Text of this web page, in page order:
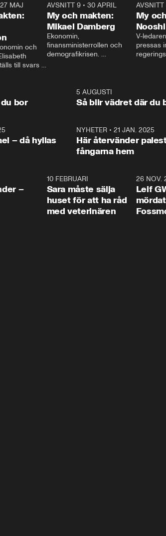
27 MAJ
och
till svars
AVSNITT 9• 30 APRIL
My och makten:
Mikael Damberg
Ekonomin,
finansministerrollen och
demografikrisen.
och Makten.
AVSNITT
My
V-
pressas
– Vi
vara
1:06
bor
5 AUGUSTI
Så blir vädret där du
– då hyllas
NYHETER •21 JAN. 2025
Här återvänder
fångarna hem
–
10 FEBRUARI
Sara måste sälja
huset för att ha råd
med veterinären
26 NOV.
Leif